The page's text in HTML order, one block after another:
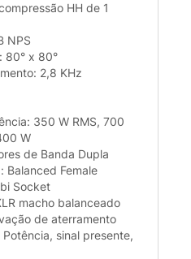
HH de 1
NPS
80° x 80°
2,8 KHz
350 W RMS, 700
W
de Banda Dupla
Balanced Female
Socket
macho balanceado
de aterramento
sinal presente,